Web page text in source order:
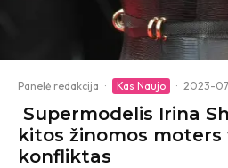
Panelė redakcija · Kas Naujo · 2023-
Supermodelis Irina
kitos žinomos moters
konfliktas